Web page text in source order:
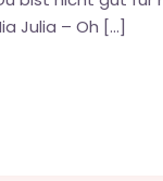
Julia – Oh […]